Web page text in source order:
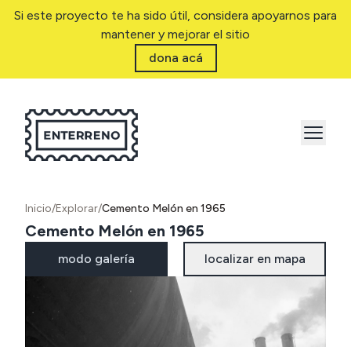
Si este proyecto te ha sido útil, considera apoyarnos para
mantener y mejorar el sitio
dona acá
Inicio/Explorar/Cemento Melón en 1965
Cemento Melón en 1965
modo galería localizar en mapa